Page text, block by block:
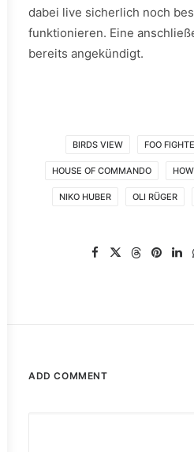
dabei live sicherlich noch
funktionieren. Eine
bereits angekündigt.
BIRDS VIEW FOO
HOUSE OF COMMANDO
NIKO HUBER OLI RÜGER
ADD COMMENT